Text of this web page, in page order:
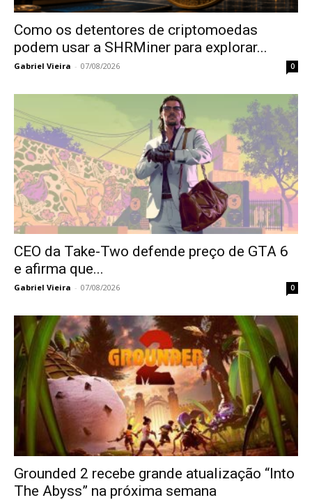
Como os detentores de criptomoedas
podem usar a SHRMiner para explorar...
Gabriel Vieira - 07/08/2026 0
CEO da Take-Two defende preço de GTA 6
e afirma que...
Gabriel Vieira - 07/08/2026 0
Grounded 2 recebe grande atualização “Into
The Abyss” na próxima semana